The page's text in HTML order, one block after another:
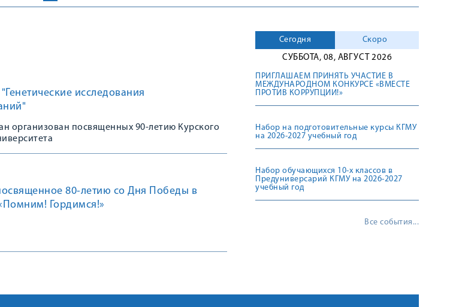
исследования
организован посвященных 90-летию Курского
80-летию со Дня Победы в
Гордимся!»
Сегодня
Скоро
СУББОТА, 08, АВГУСТ 2026
ПРИГЛАШАЕМ ПРИНЯТЬ УЧАСТИЕ В
МЕЖДУНАРОДНОМ КОНКУРСЕ «ВМЕСТЕ
ПРОТИВ КОРРУПЦИИ!»
Набор на подготовительные курсы КГМУ
на 2026-2027 учебный год
Набор обучающихся 10-х классов в
Предуниверсарий КГМУ на 2026-2027
учебный год
Все события...